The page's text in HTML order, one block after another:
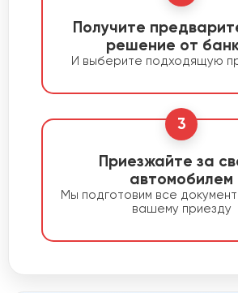
Получите
решение от
И выберите подходящую
3
Приезжайте за
автомобилем
Мы подготовим все
вашему приезду